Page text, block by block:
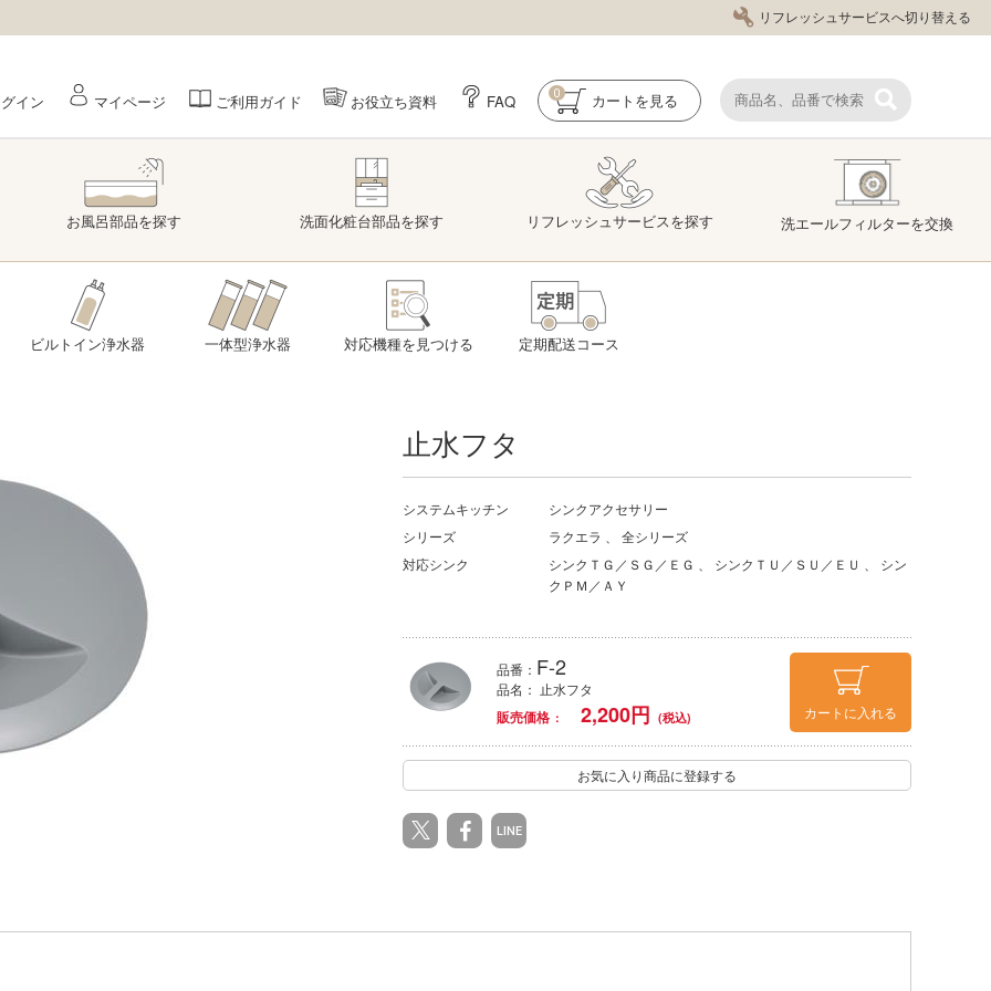
リフレッシュサービスへ切り替える
イン マイページ ご利用ガイド お役立ち資料 FAQ カート を見る
0
お風呂部品を探す 洗面化粧台部品を探す リフレッシュサービスを探す 洗エールフィルターを交換
ビルトイン浄水器 一体型浄水器 対応機種を見つける 定期配送コース
止水フタ
システムキッチン
シンクアクセサリー
シリーズ
ラクエラ
全シリーズ
対応シンク
シンクＴＧ／ＳＧ／ＥＧ シンクＴＵ／ＳＵ／ＥＵ
シン
クＰＭ／ＡＹ
品番： F-2
品名： 止水フタ
販売価格
2,200円 カートに入れる
お気に入り商品に登録する
LINE